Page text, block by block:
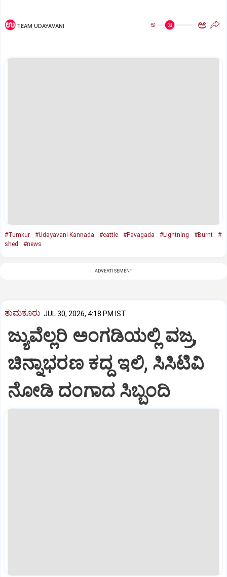
TEAM UDAYAVANI ಅ ಅ
#Tumkur #Udayavani Kannada #cattle #Pavagada #Lightning #Burnt
#
shed
#news
ADVERTISEMENT
ತುಮಕೂರು JUL 30, 2026, 4:18 PM IST
ಜ್ಯುವೆಲ್ಲರಿ ಅಂಗಡಿಯಲ್ಲಿ ವಜ್ರ,
ಚಿನ್ನಾಭರಣ ಕದ್ದ ಇಲಿ, ಸಿಸಿಟಿವಿ
ನೋಡಿ ದಂಗಾದ ಸಿಬ್ಬಂದಿ